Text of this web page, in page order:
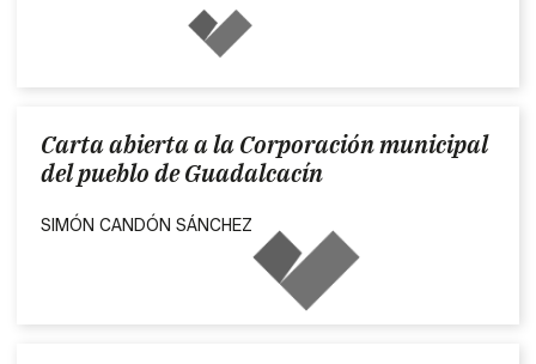
Carta abierta a la Corporación municipal
del pueblo de Guadalcacín
SIMÓN CANDÓN SÁNCHEZ